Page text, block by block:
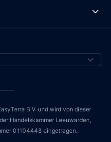
B.V. und wird von dieser
Handelskammer Leeuwarden,
01104443 eingetragen.